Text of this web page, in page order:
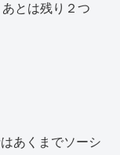
とは残り２つ
あくまでソーシ